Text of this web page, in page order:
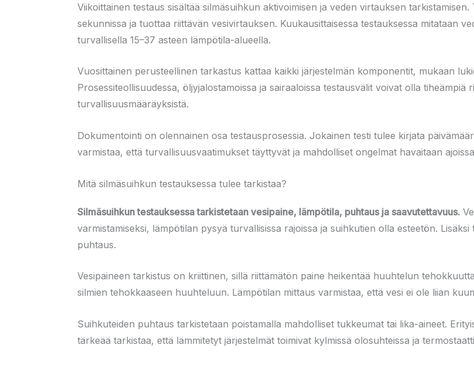
Viikoittainen testaus sisältää silmäsuihkun aktivoimisen ja veden virtauksen
sekunnissa ja tuottaa riittävän vesivirtauksen. Kuukausittaisessa testauksessa mitataan
turvallisella 15–37 asteen lämpötila-alueella.
Vuosittainen perusteellinen tarkastus kattaa kaikki järjestelmän komponentit, mukaan
Prosessiteollisuudessa, öljyjalostamoissa ja sairaaloissa testausvälit voivat olla tiheämpiä
turvallisuusmääräyksistä.
Dokumentointi on olennainen osa testausprosessia. Jokainen testi tulee kirjata
varmistaa, että turvallisuusvaatimukset täyttyvät ja mahdolliset ongelmat havaitaan
Mitä silmäsuihkun testauksessa tulee tarkistaa?
Silmäsuihkun testauksessa tarkistetaan vesipaine, lämpötila, puhtaus ja saavutettavuus.
varmistamiseksi, lämpötilan pysyä turvallisissa rajoissa ja suihkutien olla esteetön.
puhtaus.
Vesipaineen tarkistus on kriittinen, sillä riittämätön paine heikentää huuhtelun
silmien tehokkaaseen huuhteluun. Lämpötilan mittaus varmistaa, että vesi ei ole liian
Suihkuteiden puhtaus tarkistetaan poistamalla mahdolliset tukkeumat tai lika-aineet.
tärkeää tarkistaa, että lämmitetyt järjestelmät toimivat kylmissä olosuhteissa ja